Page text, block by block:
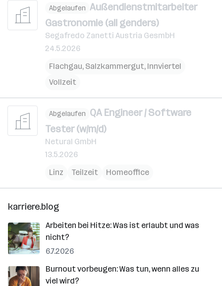
Abgelaufen Außendienstmitarbeiter
Gastronomie (all genders)
Segafredo Zanetti Austria GesmbH
24.5.2026
Flachgau, Salzkammergut, Innviertel
Vollzeit
Abgelaufen QA Engineer / Software
Tester (w/m/d)
Netural GmbH
13.5.2026
Linz
Teilzeit Homeoffice
karriere.blog
Arbeiten bei Hitze: Was ist erlaubt und was
nicht?
6.7.2026
Burnout vorbeugen: Was tun, wenn alles zu
viel wird?